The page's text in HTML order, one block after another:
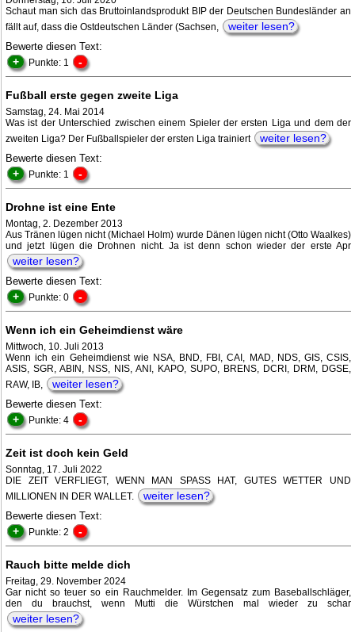
Schaut man sich das Bruttoinlandsprodukt BIP der Deutschen Bundesländer an
fällt auf, dass die Ostdeutschen Länder (Sachsen,
weiter lesen?
Bewerte diesen Text:
+ Punkte: 1 -
Fußball erste gegen zweite Liga
Samstag, 24. Mai 2014
Was ist der Unterschied zwischen einem Spieler der ersten Liga und dem der
zweiten Liga? Der Fußballspieler der ersten Liga trainiert
weiter lesen?
Bewerte diesen Text:
+ Punkte: 1 -
Drohne ist eine Ente
Montag, 2. Dezember 2013
Aus Tränen lügen nicht (Michael Holm) wurde Dänen lügen nicht (Otto Waalkes)
und jetzt lügen die Drohnen nicht. Ja ist denn schon wieder der erste Apr
weiter lesen?
Bewerte diesen Text:
+ Punkte: 0 -
Wenn ich ein Geheimdienst wäre
Mittwoch, 10. Juli 2013
Wenn ich ein Geheimdienst wie NSA, BND, FBI, CAI, MAD, NDS, GIS, CSIS,
ASIS, SGR, ABIN, NSS, NIS, ANI, KAPO, SUPO, BRENS, DCRI, DRM, DGSE,
RAW, IB,
weiter lesen?
Bewerte diesen Text:
+ Punkte: 4 -
Zeit ist doch kein Geld
Sonntag, 17. Juli 2022
DIE ZEIT VERFLIEGT, WENN MAN SPASS HAT, GUTES WETTER UND
MILLIONEN IN DER WALLET.
weiter lesen?
Bewerte diesen Text:
+ Punkte: 2 -
Rauch bitte melde dich
Freitag, 29. November 2024
Gar nicht so teuer so ein Rauchmelder. Im Gegensatz zum Baseballschläger,
den du brauchst, wenn Mutti die Würstchen mal wieder zu schar
weiter lesen?